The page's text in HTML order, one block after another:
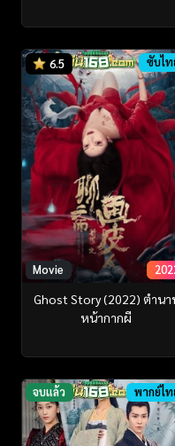
6.5 ซับไท
Movie
Ghost Story (2022) ตำนา
หน้ากากผี
จบแล้ว พากย์ไ